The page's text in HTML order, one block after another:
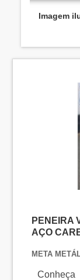
Imagem
PENEIRA
AÇO
META